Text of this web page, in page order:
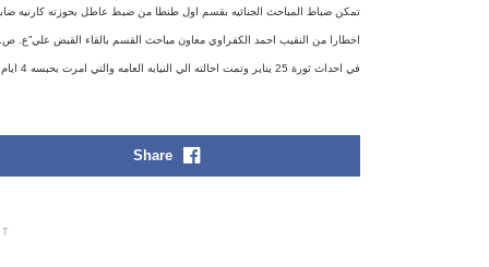
تمكن ضباط المباحث الجنائيه بقسم اول طنطا من ضبط عاطل بحوزته كارنيه
اخطارا من النقيب احمد الكفراوي معاون مباحث القسم بالقاء القبض علي”ع. ص.
في احداث ثورة 25 يناير وتمت احالته الي النيابه العامه والتي امرت بحبسه 4 ايام علي ذمة التحقيق
Share